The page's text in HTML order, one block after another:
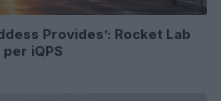
Provides’: Rocket Lab
iQPS